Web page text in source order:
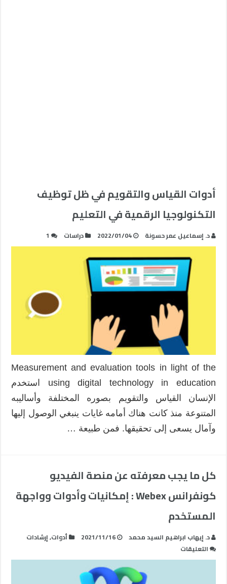
أدوات القياس والتقويم في ظل توظيف
التكنولوجيا الرقمية في التعليم
د. إسماعيل عمر حسونة 2022/01/04 دراسات 1
Measurement and evaluation tools in light of the
using digital technology in education استخدم
الإنسان القياس والتقويم بصوره المختلفة وأساليبه
المتنوعة منذ كانت هناك أمامه غايات ينبغي الوصول إليها
وآمال يسعى إلى تحقيقها. فمن طبيعة …
كل ما يجب معرفته عن منصة الفيديو
كونفرانس Webex : إمكانيات وأدوات وواجهة
المستخدم
د. إيهاب ابراهيم السيد محمد 2021/11/16 أدوات,إرشادات
التعليقات
كل